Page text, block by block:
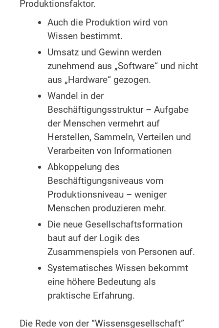
Produktionsfaktor.
Auch die Produktion wird von
Wissen bestimmt.
Umsatz und Gewinn werden
zunehmend aus „Software“ und nicht
aus „Hardware“ gezogen.
Wandel in der
Beschäftigungsstruktur – Aufgabe
der Menschen vermehrt auf
Herstellen, Sammeln, Verteilen und
Verarbeiten von Informationen
Abkoppelung des
Beschäftigungsniveaus vom
Produktionsniveau – weniger
Menschen produzieren mehr.
Die neue Gesellschaftsformation
baut auf der Logik des
Zusammenspiels von Personen auf.
Systematisches Wissen bekommt
eine höhere Bedeutung als
praktische Erfahrung.
Die Rede von der “Wissensgesellschaft”